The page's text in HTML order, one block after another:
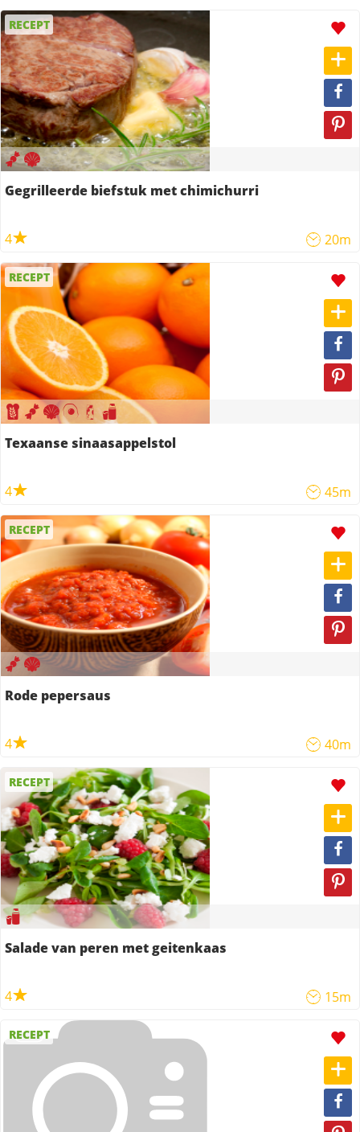
RECEPT
Gegrilleerde biefstuk met chimichurri
4 20m
RECEPT
Texaanse sinaasappelstol
4 45m
RECEPT
Rode pepersaus
4 40m
RECEPT
Salade van peren met geitenkaas
4 15m
RECEPT